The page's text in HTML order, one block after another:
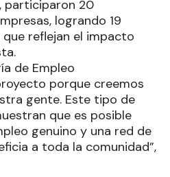
participaron 20
logrando 19
reflejan el impacto
de Empleo
porque creemos
gente. Este tipo de
que es posible
genuino y una red de
a toda la comunidad”,